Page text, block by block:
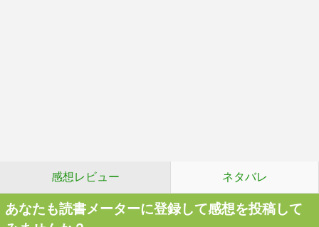
感想レビュー ネタバレ
あなたも読書メーターに登録して感想を投稿して